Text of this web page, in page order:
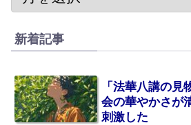
新着記事
「法華八講の
会の華やかさが
刺激した